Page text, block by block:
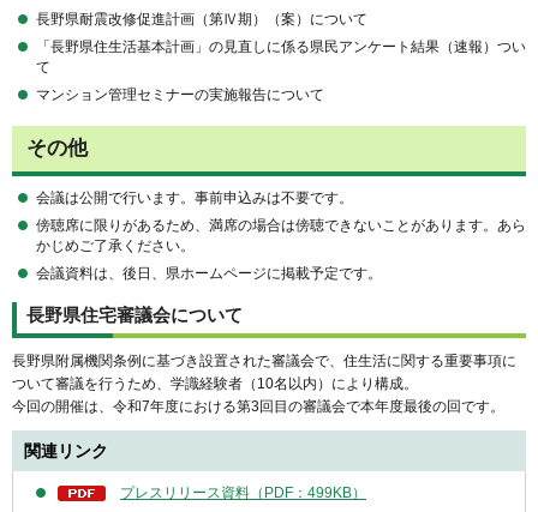
長野県耐震改修促進計画（第Ⅳ期）（案）について
「長野県住生活基本計画」の見直しに係る県民アンケート結果（速報）つい
て
マンション管理セミナーの実施報告について
その他
会議は公開で行います。事前申込みは不要です。
傍聴席に限りがあるため、満席の場合は傍聴できないことがあります。あら
かじめご了承ください。
会議資料は、後日、県ホームページに掲載予定です。
長野県住宅審議会について
長野県附属機関条例に基づき設置された審議会で、住生活に関する重要事項に
ついて審議を行うため、学識経験者（10名以内）により構成。
今回の開催は、令和7年度における第3回目の審議会で本年度最後の回です。
関連リンク
プレスリリース資料（PDF：499KB）